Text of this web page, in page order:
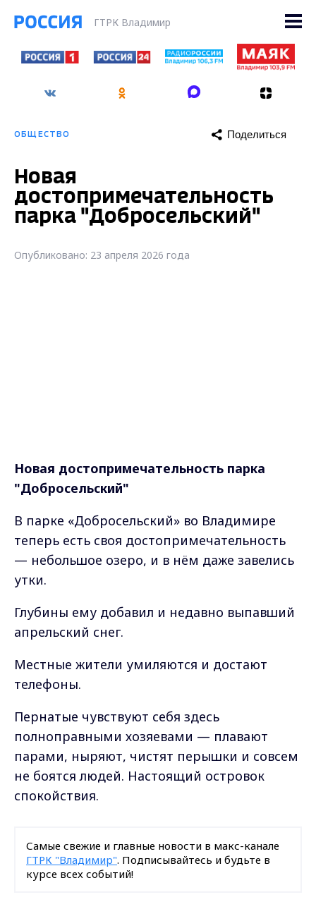
ГТРК Владимир
ОБЩЕСТВО Поделиться
Новая
достопримечательность
парка "Добросельский"
Опубликовано: 23 апреля 2026 года
Новая достопримечательность парка
"Добросельский"
В парке «Добросельский» во Владимире
теперь есть своя достопримечательность
— небольшое озеро, и в нём даже завелись
утки.
Глубины ему добавил и недавно выпавший
апрельский снег.
Местные жители умиляются и достают
телефоны.
Пернатые чувствуют себя здесь
полноправными хозяевами — плавают
парами, ныряют, чистят перышки и совсем
не боятся людей. Настоящий островок
спокойствия.
Самые свежие и главные новости в макс-канале
ГТРК "Владимир". Подписывайтесь и будьте в
курсе всех событий!